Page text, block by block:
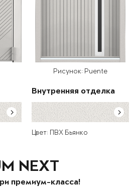
Рисунок: Puente
Внутренняя отделка
Цвет: ПВХ Бьянко
NEXT
премиум-класса!